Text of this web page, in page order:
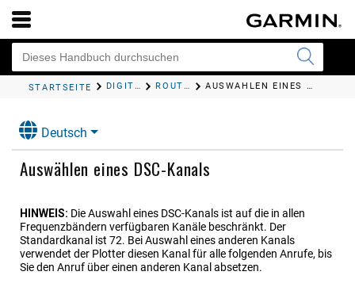
STARTSEITE DIGITALER SELEKTIVRUF ROUTINE-EINZELANRUFE AUSWÄHLEN EINES DSC-KANALS
Deutsch
Auswählen eines DSC-Kanals
HINWEIS: Die Auswahl eines DSC-Kanals ist auf die in allen
Frequenzbändern verfügbaren Kanäle beschränkt. Der
Standardkanal ist 72. Bei Auswahl eines anderen Kanals
verwendet der Plotter diesen Kanal für alle folgenden Anrufe, bis
Sie den Anruf über einen anderen Kanal absetzen.